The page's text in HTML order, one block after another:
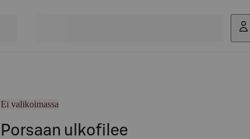
Ei valikoimassa
Porsaan ulkofilee